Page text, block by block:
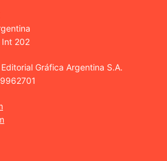
202
Gráfica Argentina S.A.